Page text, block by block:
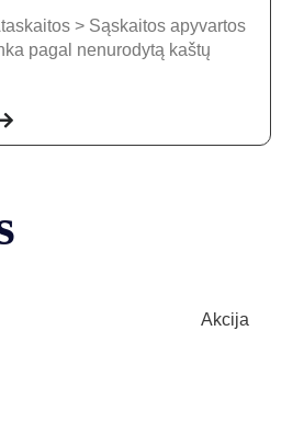
> Sąskaitos apyvartos
pagal nenurodytą kaštų
Akcija